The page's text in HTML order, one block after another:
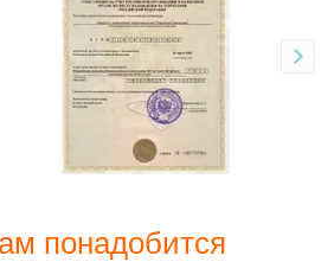
понадобится